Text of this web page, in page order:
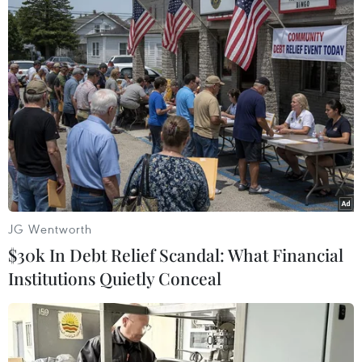
chăm sóc trẻ hãy dành nhiều thời gian nhất bên
con để nuôi dưỡng, tương tác, chăm sóc, chơi
với trẻ từ khi trẻ nhỏ. Đặc biệt, các gia đình cần
quan tâm, dạy dỗ, giáo dục khi trẻ lớn giúp cho
đứa trẻ phát triển toàn diện về thể chất, khỏe
mạnh, tầm vóc với tinh thần trong sáng, trí tuệ
thông minh, sáng tạo, nhân cách, đạo đức lối
sống lành mạnh, hiện đại, góp phần tạo ra thế
hệ trẻ Việt Nam trong tương lai chất lượng cao./.
JG Wentworth
$30k In Debt Relief Scandal: What Financial
Institutions Quietly Conceal